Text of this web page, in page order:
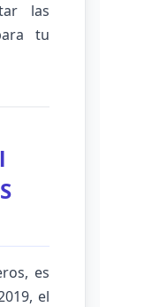
las
tu
es
el